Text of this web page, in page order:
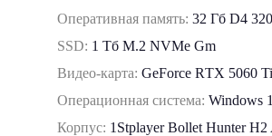
Оперативная память:32 Гб D4
SSD: 1 Tб M.2 NVMe Gm
Видео-карта:GeForce RТХ 5060
Операционная система:Windows
Корпус: 1Stplayer Bollet Hunter